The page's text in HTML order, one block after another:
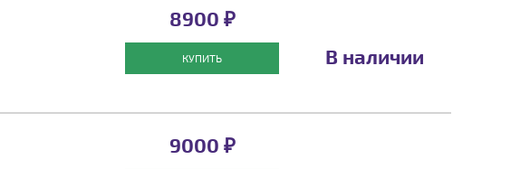
8900 ₽
КУПИТЬ В наличии
9000 ₽